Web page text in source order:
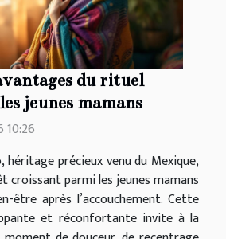
du rituel
jeunes mamans
10:26
héritage précieux venu du Mexique,
croissant parmi les jeunes mamans
être après l’accouchement. Cette
et réconfortante invite à la